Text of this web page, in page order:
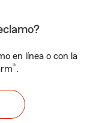
en línea o con la
®.